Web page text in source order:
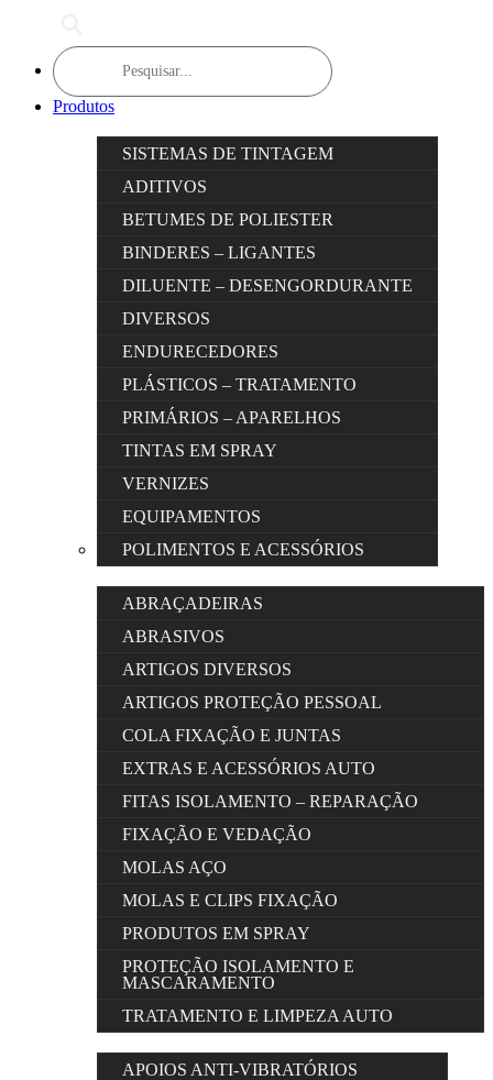
Products
search
Produtos
SISTEMAS DE TINTAGEM
ADITIVOS
BETUMES DE POLIESTER
BINDERES – LIGANTES
DILUENTE – DESENGORDURANTE
DIVERSOS
ENDURECEDORES
PLÁSTICOS – TRATAMENTO
PRIMÁRIOS – APARELHOS
TINTAS EM SPRAY
VERNIZES
EQUIPAMENTOS
POLIMENTOS E ACESSÓRIOS
ABRAÇADEIRAS
ABRASIVOS
ARTIGOS DIVERSOS
ARTIGOS PROTEÇÃO PESSOAL
COLA FIXAÇÃO E JUNTAS
EXTRAS E ACESSÓRIOS AUTO
FITAS ISOLAMENTO – REPARAÇÃO
FIXAÇÃO E VEDAÇÃO
MOLAS AÇO
MOLAS E CLIPS FIXAÇÃO
PRODUTOS EM SPRAY
PROTEÇÃO ISOLAMENTO E
MASCARAMENTO
TRATAMENTO E LIMPEZA AUTO
APOIOS ANTI-VIBRATÓRIOS